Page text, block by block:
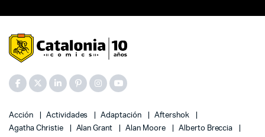
Acción Actividades Adaptación
Aftershok
Agatha Christie
Alan Grant Alan Moore
Alberto Breccia